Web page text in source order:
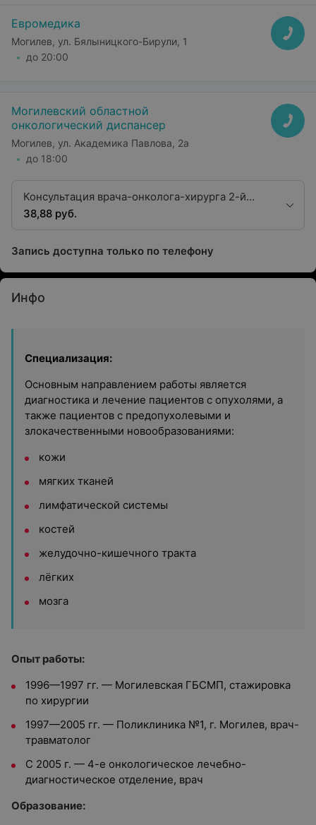
Евромедика
Могилев, ул. Бялыницкого-Бирули, 1
до 20:00
Могилевский областной
онкологический диспансер
Могилев, ул. Академика Павлова, 2а
до 18:00
Консультация врача-онколога-хирурга 2-й
квалификационной категории
38,88 руб.
Запись доступна только по телефону
Инфо
Специализация:
Основным направлением работы является
диагностика и лечение пациентов с опухолями, а
также пациентов с предопухолевыми и
злокачественными новообразованиями:
кожи
мягких тканей
лимфатической системы
костей
желудочно-кишечного тракта
лёгких
мозга
Опыт работы:
1996—1997 гг. — Могилевская ГБСМП, стажировка
по хирургии
1997—2005 гг. — Поликлиника №1, г. Могилев, врач-
травматолог
С 2005 г. — 4-е онкологическое лечебно-
диагностическое отделение, врач
Образование: